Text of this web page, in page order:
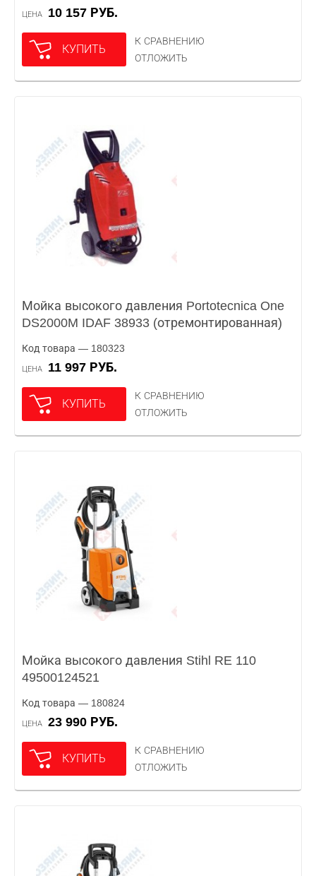
ЦЕНА 10 157 РУБ.
КУПИТЬ
К СРАВНЕНИЮ
ОТЛОЖИТЬ
Мойка высокого давления Portotecnica One
DS2000M IDAF 38933 (отремонтированная)
Код товара — 180323
ЦЕНА 11 997 РУБ.
КУПИТЬ
К СРАВНЕНИЮ
ОТЛОЖИТЬ
Мойка высокого давления Stihl RE 110
49500124521
Код товара — 180824
ЦЕНА 23 990 РУБ.
КУПИТЬ
К СРАВНЕНИЮ
ОТЛОЖИТЬ